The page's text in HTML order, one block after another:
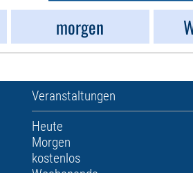
morgen
Veranstaltungen
Heute
Morgen
kostenlos